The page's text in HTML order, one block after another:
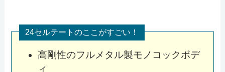
24セルテートのここがすごい！
高剛性のフルメタル製モノコックボデ
ィ